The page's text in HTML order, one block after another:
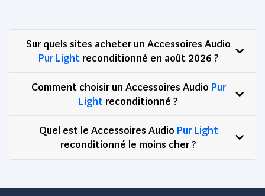
Sur quels sites acheter un Accessoires Audio
Pur Lightreconditionné en août 2026 ?
Comment choisir un Accessoires Audio Pur
Light reconditionné ?
Quel est le Accessoires Audio Pur Light
reconditionné le moins cher ?